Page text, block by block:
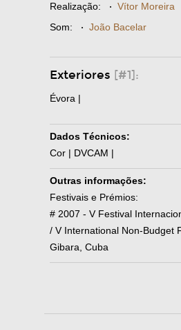
Realização: · Vítor Moreira
Som: · João Bacelar
Exteriores [#1]:
Évora |
Dados Técnicos:
Cor | DVCAM |
Outras informações:
Festivais e Prémios:
# 2007 - V Festival
/ V International Non-Budget
Gibara, Cuba